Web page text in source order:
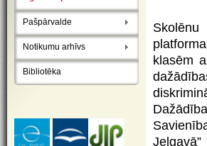
Pašpārvalde
Notikumu arhīvs
Bibliotēka
klasēm